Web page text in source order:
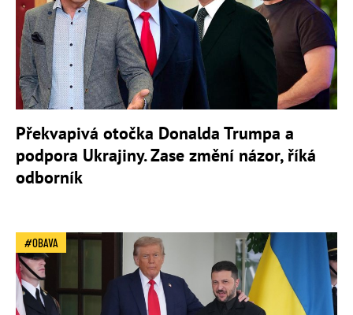
Překvapivá otočka Donalda Trumpa a
podpora Ukrajiny. Zase změní názor, říká
odborník
OBAVA